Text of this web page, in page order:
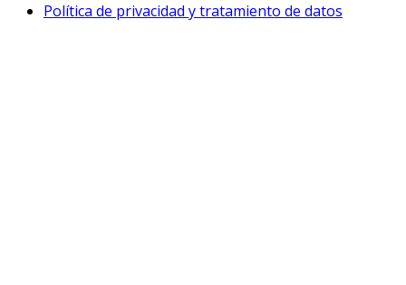
Política de privacidad y tratamiento de datos